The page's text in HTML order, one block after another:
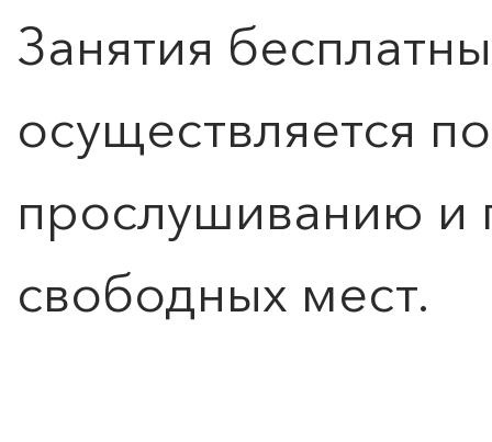
Занятия
осуществляется
прослушиванию и
свободных мест.